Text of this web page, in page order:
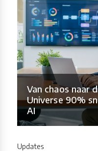
Van chaos naar
Universe 90%
AI
Updates